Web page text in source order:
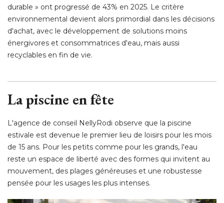
durable » ont progressé de 43% en 2025. Le critère
environnemental devient alors primordial dans les décisions
d'achat, avec le développement de solutions moins
énergivores et consommatrices d'eau, mais aussi
recyclables en fin de vie.
La piscine en fête
L'agence de conseil NellyRodi observe que la piscine
estivale est devenue le premier lieu de loisirs pour les mois
de 15 ans. Pour les petits comme pour les grands, l'eau
reste un espace de liberté avec des formes qui invitent au
mouvement, des plages généreuses et une robustesse
pensée pour les usages les plus intenses.